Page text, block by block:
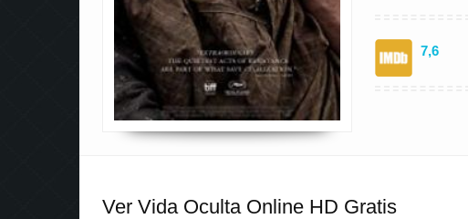
7,6
Ver Vida Oculta Online HD Gratis